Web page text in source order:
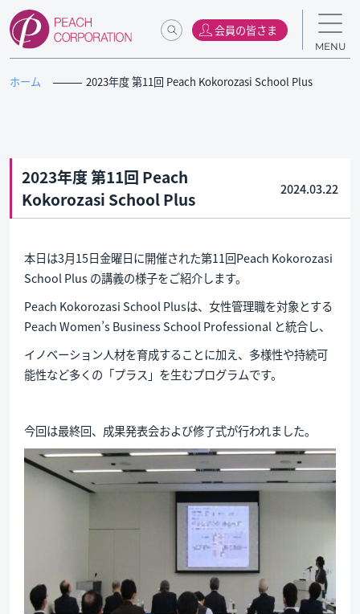
会員の皆さま
MENU
ホーム 2023年度 第11回 Peach Kokorozasi School Plus
2023年度 第11回 Peach
Kokorozasi School Plus
2024.03.22
本日は3月15日金曜日に開催された第11回Peach Kokorozasi
School Plus の講義の様子をご紹介します。
Peach Kokorozasi School Plusは、女性管理職を対象とする
Peach Women’s Business School Professional と統合し、
イノベーション人材を育成することに加え、多様性や持続可
能性など多くの「プラス」を生むプログラムです。
今回は最終回、成果発表会および修了式が行われました。